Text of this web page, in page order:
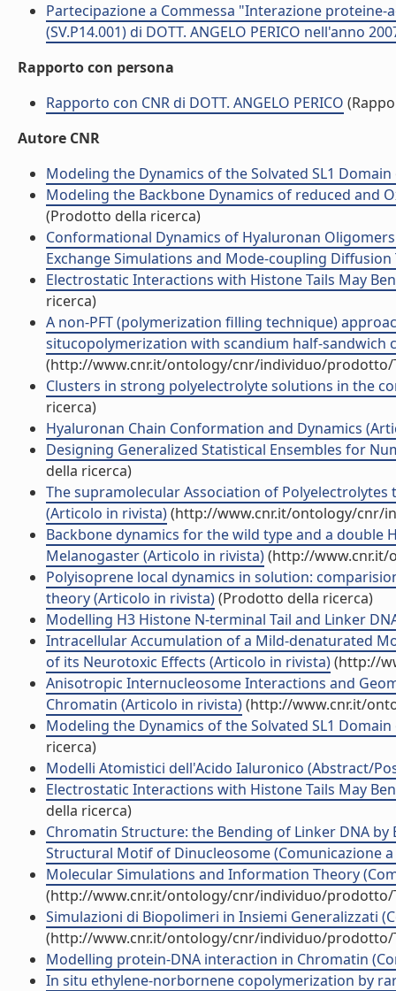
Partecipazione a Commessa "Interazione
(SV.P14.001) di DOTT. ANGELO PERICO nell'anno
Rapporto con persona
Rapporto con CNR di DOTT. ANGELO PERICO
Autore CNR
Modeling the Dynamics of the Solvated SL1
Modeling the Backbone Dynamics of reduced and
(Prodotto della ricerca)
Conformational Dynamics of Hyaluronan
Exchange Simulations and Mode-coupling
Electrostatic Interactions with Histone Tails May
ricerca)
A non-PFT (polymerization filling technique)
situcopolymerization with scandium half-sandwich
(http://www.cnr.it/ontology/cnr/individuo/prodotto/
Clusters in strong polyelectrolyte solutions in the
ricerca)
Hyaluronan Chain Conformation and Dynamics
Designing Generalized Statistical Ensembles for
della ricerca)
The supramolecular Association of
(Articolo in rivista)(http://www.cnr.it/ontology/cnr/
Backbone dynamics for the wild type and a
Melanogaster (Articolo in rivista)(http://www.cnr.it/
Polyisoprene local dynamics in solution:
theory (Articolo in rivista)(Prodotto della ricerca)
Modelling H3 Histone N-terminal Tail and Linker
Intracellular Accumulation of a Mild-denaturated
of its Neurotoxic Effects (Articolo in rivista)(http://
Anisotropic Internucleosome Interactions and
Chromatin (Articolo in rivista)(http://www.cnr.it/
Modeling the Dynamics of the Solvated SL1
ricerca)
Modelli Atomistici dell'Acido Ialuronico (Abstract/
Electrostatic Interactions with Histone Tails May
della ricerca)
Chromatin Structure: the Bending of Linker DNA
Structural Motif of Dinucleosome (Comunicazione
Molecular Simulations and Information Theory
(http://www.cnr.it/ontology/cnr/individuo/prodotto/
Simulazioni di Biopolimeri in Insiemi Generalizzati
(http://www.cnr.it/ontology/cnr/individuo/prodotto/
Modelling protein-DNA interaction in Chromatin
In situ ethylene-norbornene copolymerization by